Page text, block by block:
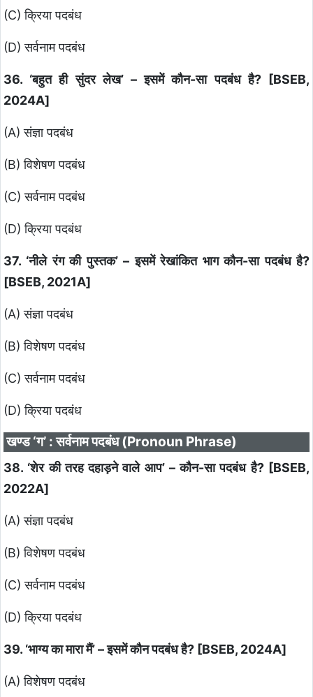
(C) क्रिया पदबंध
(D) सर्वनाम पदबंध
36. ‘बहुत ही सुंदर लेख’ – इसमें कौन-सा पदबंध है? [BSEB,
2024A]
(A) संज्ञा पदबंध
(B) विशेषण पदबंध
(C) सर्वनाम पदबंध
(D) क्रिया पदबंध
37. ‘नीले रंग की पुस्तक’ – इसमें रेखांकित भाग कौन-सा पदबंध है?
[BSEB, 2021A]
(A) संज्ञा पदबंध
(B) विशेषण पदबंध
(C) सर्वनाम पदबंध
(D) क्रिया पदबंध
खण्ड ‘ग’ : सर्वनाम पदबंध (Pronoun Phrase)
38. ‘शेर की तरह दहाड़ने वाले आप’ – कौन-सा पदबंध है? [BSEB,
2022A]
(A) संज्ञा पदबंध
(B) विशेषण पदबंध
(C) सर्वनाम पदबंध
(D) क्रिया पदबंध
39. ‘भाग्य का मारा मैं’ – इसमें कौन पदबंध है? [BSEB, 2024A]
(A) विशेषण पदबंध